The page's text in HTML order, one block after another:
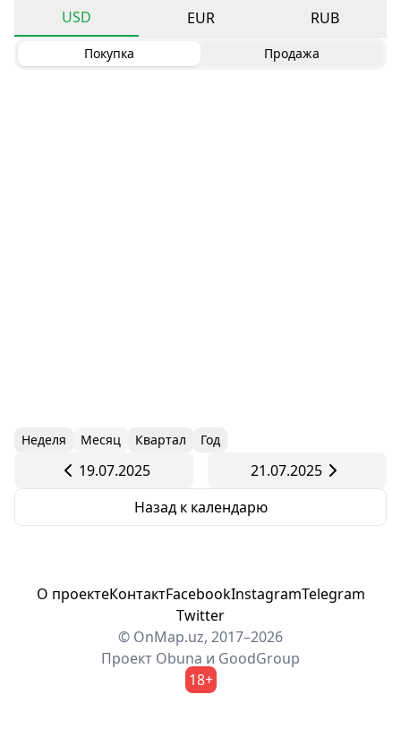
USD
EUR RUB
Покупка Продажа
Неделя Месяц Квартал Год
19.07.2025
21.07.2025
Назад к календарю
О проектеКонтактFacebookInstagramTelegram
Twitter
© OnMap.uz, 2017–2026
Проект Obuna и GoodGroup
18+